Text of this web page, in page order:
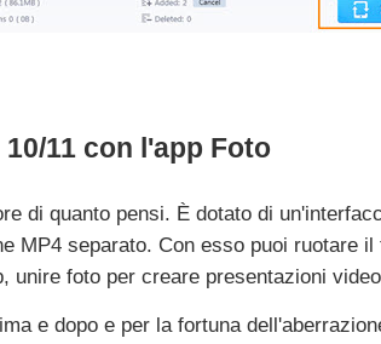
11 con l'app Foto
di quanto pensi. È dotato di
MP4 separato. Con esso puoi ruotare
foto per creare presentazioni
e dopo e per la fortuna